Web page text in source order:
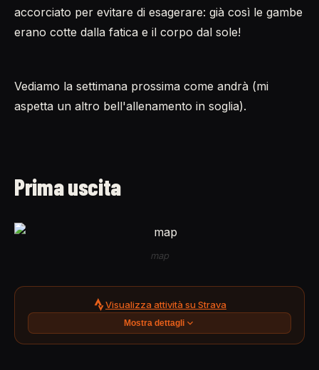
accorciato per evitare di esagerare: già così le gambe
erano cotte dalla fatica e il corpo dal sole!
Vediamo la settimana prossima come andrà (mi
aspetta un altro bell'allenamento in soglia).
Prima uscita
map
Visualizza attività su Strava
Mostra dettagli